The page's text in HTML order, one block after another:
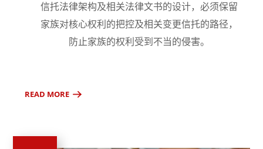
信托法律架构及相关法律文书的设计，必须保留
家族对核心权利的把控及相关变更信托的路径，
防止家族的权利受到不当的侵害。
READ MORE